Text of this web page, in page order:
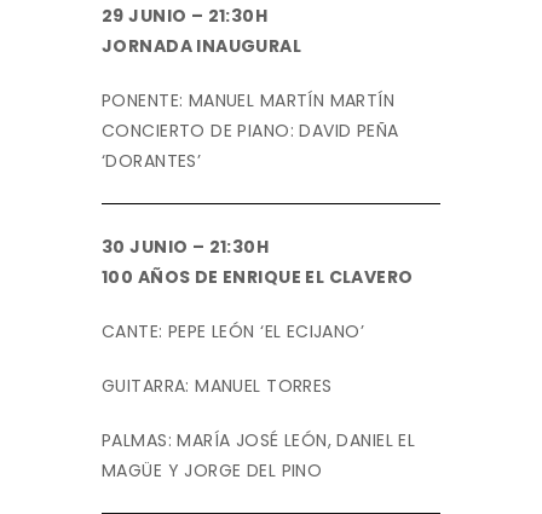
29 JUNIO – 21:30H
JORNADA INAUGURAL
PONENTE: MANUEL MARTÍN MARTÍN
CONCIERTO DE PIANO: DAVID PEÑA
‘DORANTES’
30 JUNIO – 21:30H
100 AÑOS DE ENRIQUE EL CLAVERO
CANTE: PEPE LEÓN ‘EL ECIJANO’
GUITARRA: MANUEL TORRES
PALMAS: MARÍA JOSÉ LEÓN, DANIEL EL
MAGÜE Y JORGE DEL PINO